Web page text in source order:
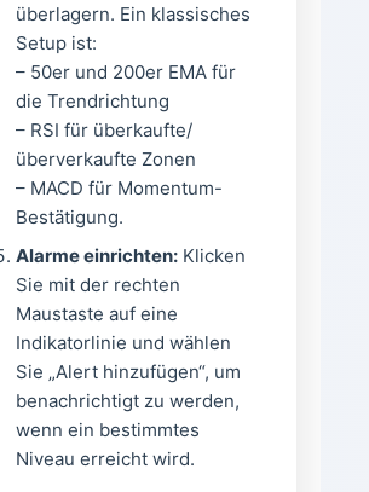
überlagern. Ein klassisches
Setup ist:
– 50er und 200er EMA für
die Trendrichtung
– RSI für überkaufte/
überverkaufte Zonen
– MACD für Momentum-
Bestätigung.
Alarme einrichten: Klicken
Sie mit der rechten
Maustaste auf eine
Indikatorlinie und wählen
Sie „Alert hinzufügen“, um
benachrichtigt zu werden,
wenn ein bestimmtes
Niveau erreicht wird.